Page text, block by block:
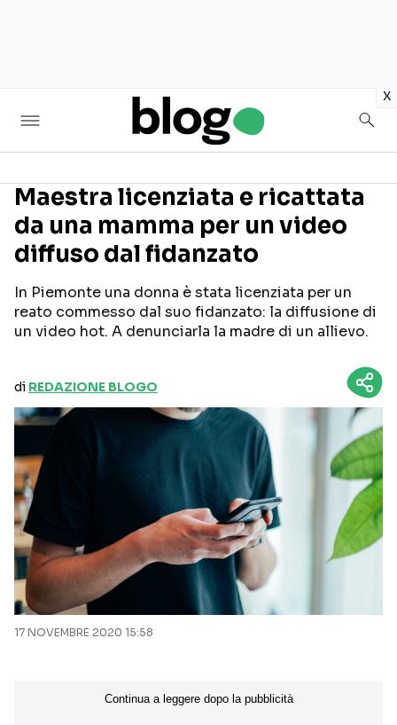
x
Seguici sui social
Maestra licenziata e ricattata
da una mamma per un video
diffuso dal fidanzato
In Piemonte una donna è stata licenziata per un
reato commesso dal suo fidanzato: la diffusione di
un video hot. A denunciarla la madre di un allievo.
di REDAZIONE BLOGO
17 NOVEMBRE 2020 15:58